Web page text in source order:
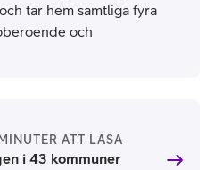
tar hem samtliga fyra
och
ATT LÄSA
i 43 kommuner